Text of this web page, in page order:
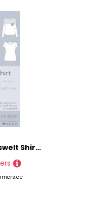
E-Book Meine Herzenswelt Shirt Meine Vivien